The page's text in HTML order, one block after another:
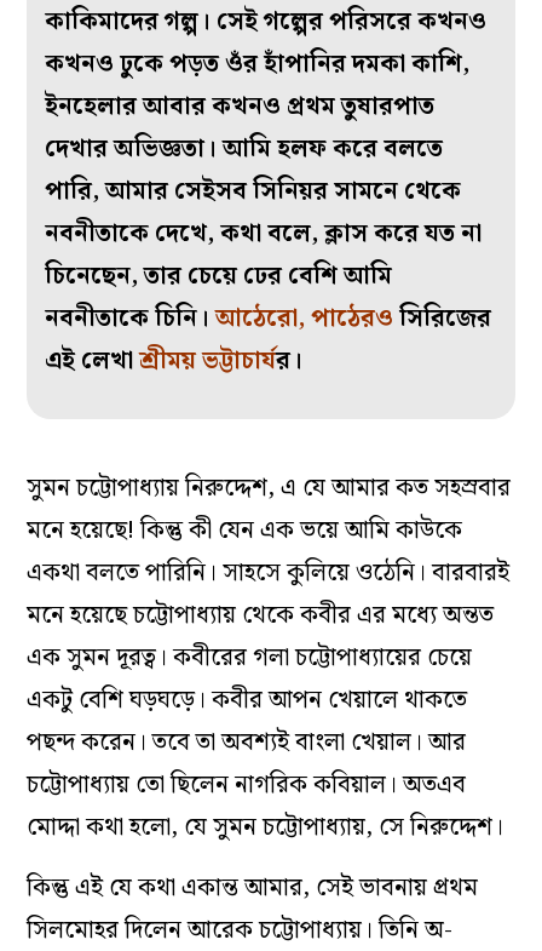
কাকিমাদের গল্প। সেই গল্পের পরিসরে কখনও
কখনও ঢুকে পড়ত ওঁর হাঁপানির দমকা কাশি,
ইনহেলার আবার কখনও প্রথম তুষারপাত
দেখার অভিজ্ঞতা। আমি হলফ করে বলতে
পারি, আমার সেইসব সিনিয়র সামনে থেকে
নবনীতাকে দেখে, কথা বলে, ক্লাস করে যত না
চিনেছেন, তার চেয়ে ঢের বেশি আমি
নবনীতাকে চিনি।আঠেরো, পাঠেরওসিরিজের
এই লেখাশ্রীময় ভট্টাচার্যর।
সুমন চট্টোপাধ্যায় নিরুদ্দেশ, এ যে আমার কত সহস্রবার
মনে হয়েছে! কিন্তু কী যেন এক ভয়ে আমি কাউকে
একথা বলতে পারিনি। সাহসে কুলিয়ে ওঠেনি। বারবারই
মনে হয়েছে চট্টোপাধ্যায় থেকে কবীর এর মধ্যে অন্তত
এক সুমন দূরত্ব। কবীরের গলা চট্টোপাধ্যায়ের চেয়ে
একটু বেশি ঘড়ঘড়ে। কবীর আপন খেয়ালে থাকতে
পছন্দ করেন। তবে তা অবশ্যই বাংলা খেয়াল। আর
চট্টোপাধ্যায় তো ছিলেন নাগরিক কবিয়াল। অতএব
মোদ্দা কথা হলো, যে সুমন চট্টোপাধ্যায়, সে নিরুদ্দেশ।
কিন্তু এই যে কথা একান্ত আমার, সেই ভাবনায় প্রথম
সিলমোহর দিলেন আরেক চট্টোপাধ্যায়। তিনি অ-